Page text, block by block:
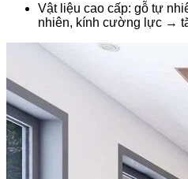
Vật liệu cao cấp: gỗ tự
nhiên, kính cường lực →